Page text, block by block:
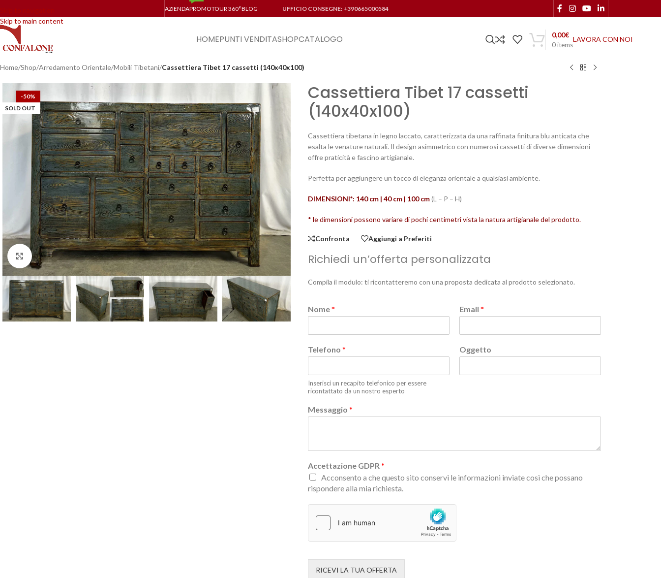
Skip to main content
AZIENDAPROMOTOUR 360°BLOG UFFICIO CONSEGNE: +390665000584
HOMEPUNTI VENDITASHOPCATALOGO 0items
0,00€
LAVORA CON NOI
Home/Shop/Arredamento Orientale/Mobili Tibetani/Cassettiera Tibet 17 cassetti (140x40x100)
-50%
SOLD OUT
Click to enlarge
Cassettiera Tibet 17 cassetti
(140x40x100)
Cassettiera tibetana in legno laccato, caratterizzata da una raffinata finitura blu anticata che
esalta le venature naturali. Il design asimmetrico con numerosi cassetti di diverse dimensioni
offre praticità e fascino artigianale.
Perfetta per aggiungere un tocco di eleganza orientale a qualsiasi ambiente.
DIMENSIONI*: 140 cm | 40 cm | 100cm(L – P – H)
* le dimensioni possono variare di pochi centimetri vista la natura artigianale del prodotto.
Confronta Aggiungi a Preferiti
Richiedi un’offerta personalizzata
Compila il modulo: ti ricontatteremo con una proposta dedicata al prodotto selezionato.
Nome* Email *
Telefono *
Inserisci un recapito telefonico per essere
ricontattato da un nostro esperto
Oggetto
Messaggio *
Accettazione GDPR *
Acconsento a che questo sito conservi le informazioni inviate così che possano
rispondere alla mia richiesta.
RICEVI LA TUA OFFERTA